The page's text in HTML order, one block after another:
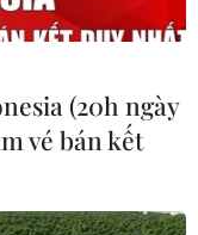
(20h ngày
vé bán kết